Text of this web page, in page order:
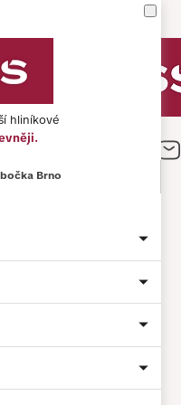
+420 212 241 284
Jméno a příjmení *
Material:
hliníkové
Brno